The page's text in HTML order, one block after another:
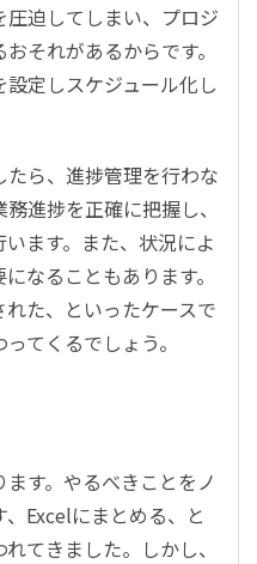
迫してしまい、プロジ
それがあるからです。
定しスケジュール化し
ら、進捗管理を行わな
進捗を正確に把握し、
ます。また、状況によ
なることもあります。
た、といったケースで
てくるでしょう。
す。やるべきことをノ
Excelにまとめる、と
てきました。しかし、